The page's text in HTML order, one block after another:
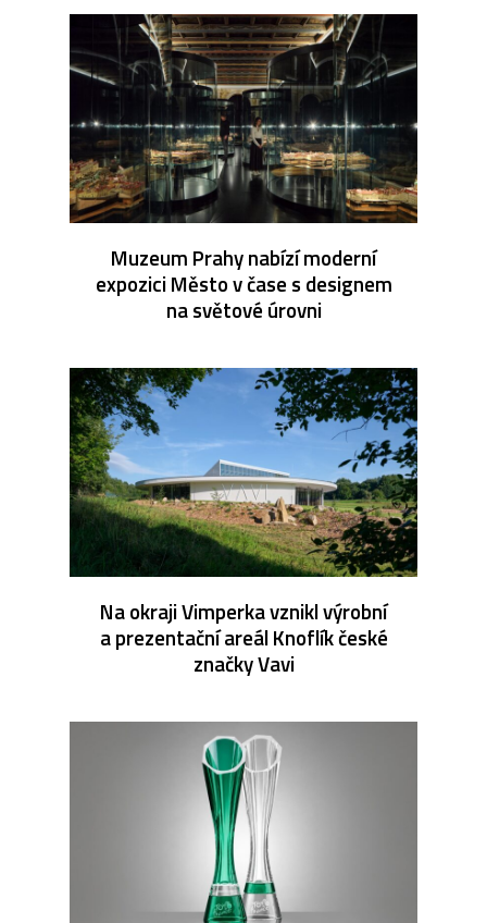
Muzeum Prahy nabízí moderní
expozici Město v čase s designem
na světové úrovni
Na okraji Vimperka vznikl výrobní
a prezentační areál Knoflík české
značky Vavi